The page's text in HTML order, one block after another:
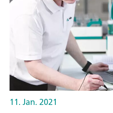
11. Jan. 2021